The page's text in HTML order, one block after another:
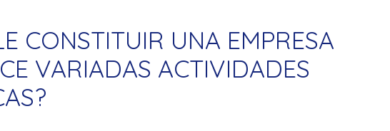
CONSTITUIR UNA EMPRESA
VARIADAS ACTIVIDADES